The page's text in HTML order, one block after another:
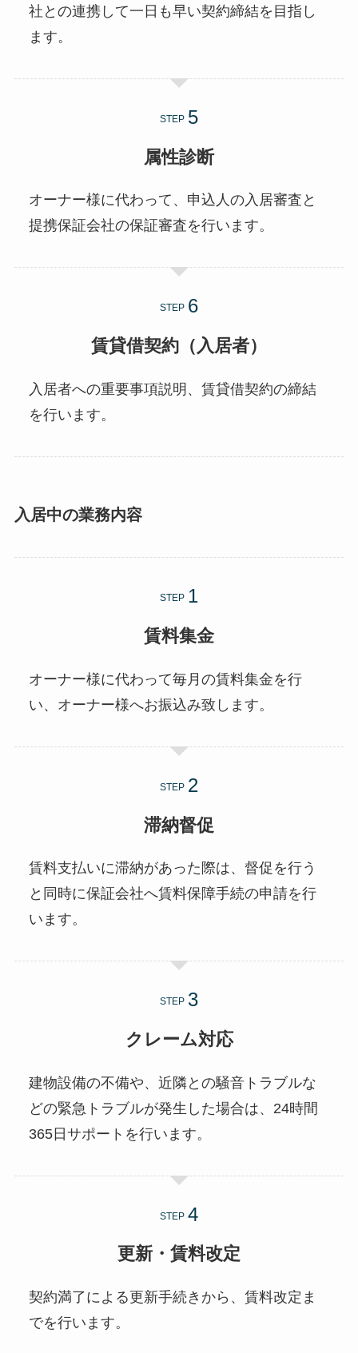
社との連携して一日も早い契約締結を目指し
ます。
STEP
属性診断
オーナー様に代わって、申込人の入居審査と
提携保証会社の保証審査を行います。
STEP
賃貸借契約（入居者）
入居者への重要事項説明、賃貸借契約の締結
を行います。
入居中の業務内容
STEP
賃料集金
オーナー様に代わって毎月の賃料集金を行
い、オーナー様へお振込み致します。
STEP
滞納督促
賃料支払いに滞納があった際は、督促を行う
と同時に保証会社へ賃料保障手続の申請を行
います。
STEP
クレーム対応
建物設備の不備や、近隣との騒音トラブルな
どの緊急トラブルが発生した場合は、24時間
365日サポートを行います。
STEP
更新・賃料改定
契約満了による更新手続きから、賃料改定ま
でを行います。